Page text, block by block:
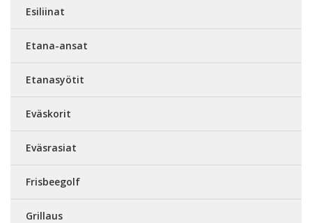
Esiliinat
Etana-ansat
Etanasyötit
Eväskorit
Eväsrasiat
Frisbeegolf
Grillaus